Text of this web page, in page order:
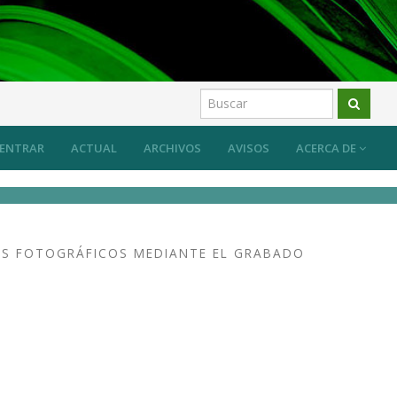
ACTUAL ARCHIVOS AVISOS ACERCA DE
ENTRAR
FOTOGRÁFICOS MEDIANTE EL GRABADO